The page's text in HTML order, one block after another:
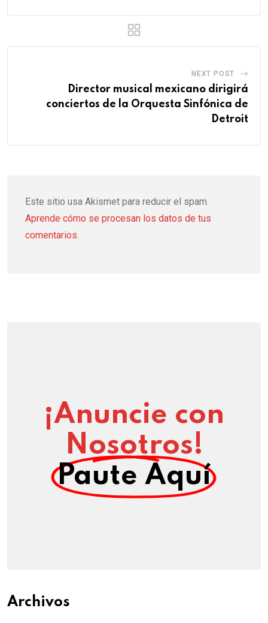
NEXT POST
Director musical mexicano dirigirá
conciertos de la Orquesta Sinfónica de
Detroit
Este sitio usa Akismet para reducir el spam.
Aprende cómo se procesan los datos de tus
comentarios.
¡Anuncie con
Nosotros!
Paute Aquí
Archivos